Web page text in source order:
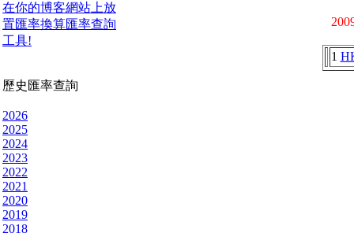
在你的博客網站上放
置匯率換算匯率查詢
工具!
歷史匯率查詢
2026
2025
2024
2023
2022
2021
2020
2019
2018
1